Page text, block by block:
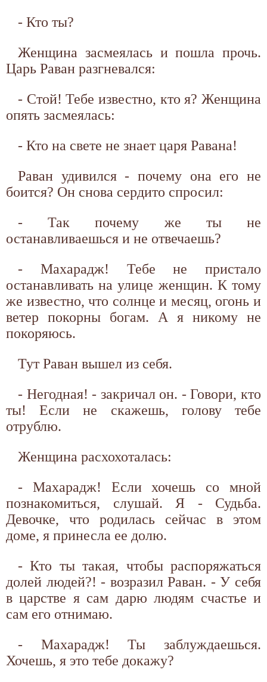
- Кто ты?
Женщина засмеялась и пошла прочь.
Царь Раван разгневался:
- Стой! Тебе известно, кто я? Женщина
опять засмеялась:
- Кто на свете не знает царя Равана!
Раван удивился - почему она его не
боится? Он снова сердито спросил:
- Так почему же ты не
останавливаешься и не отвечаешь?
- Махарадж! Тебе не пристало
останавливать на улице женщин. К тому
же известно, что солнце и месяц, огонь и
ветер покорны богам. А я никому не
покоряюсь.
Тут Раван вышел из себя.
- Негодная! - закричал он. - Говори, кто
ты! Если не скажешь, голову тебе
отрублю.
Женщина расхохоталась:
- Махарадж! Если хочешь со мной
познакомиться, слушай. Я - Судьба.
Девочке, что родилась сейчас в этом
доме, я принесла ее долю.
- Кто ты такая, чтобы распоряжаться
долей людей?! - возразил Раван. - У себя
в царстве я сам дарю людям счастье и
сам его отнимаю.
- Махарадж! Ты заблуждаешься.
Хочешь, я это тебе докажу?